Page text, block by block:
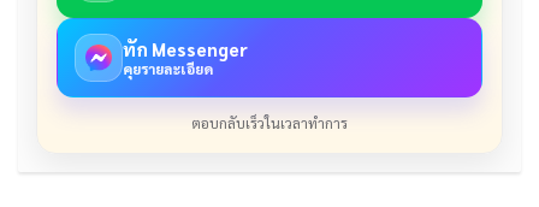
ทัก Messenger
คุยรายละเอียด
ตอบกลับเร็วในเวลาทำการ